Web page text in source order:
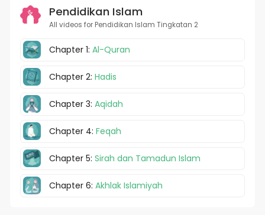
Pendidikan Islam
All videos for Pendidikan Islam Tingkatan 2
Chapter 1: Al-Quran
Chapter 2: Hadis
Chapter 3: Aqidah
Chapter 4: Feqah
Chapter 5: Sirah dan Tamadun Islam
Chapter 6: Akhlak Islamiyah